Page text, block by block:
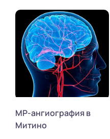
МР-ангиография в
Митино